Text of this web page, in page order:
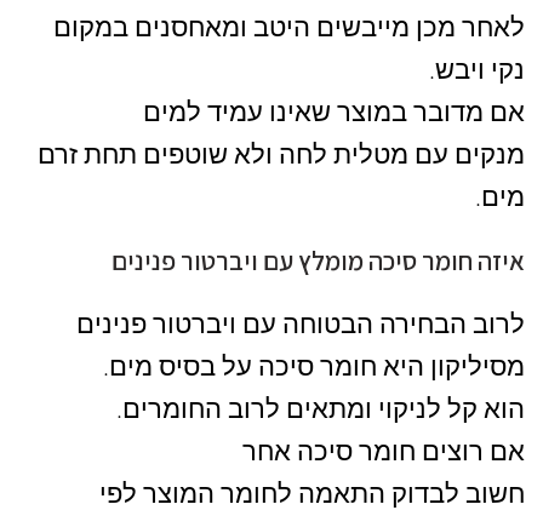
לאחר מכן מייבשים היטב ומאחסנים במקום
נקי ויבש.
אם מדובר במוצר שאינו עמיד למים
מנקים עם מטלית לחה ולא שוטפים תחת זרם
מים.
איזה חומר סיכה מומלץ עם ויברטור פנינים
לרוב הבחירה הבטוחה עם ויברטור פנינים
מסיליקון היא חומר סיכה על בסיס מים.
הוא קל לניקוי ומתאים לרוב החומרים.
אם רוצים חומר סיכה אחר
חשוב לבדוק התאמה לחומר המוצר לפי